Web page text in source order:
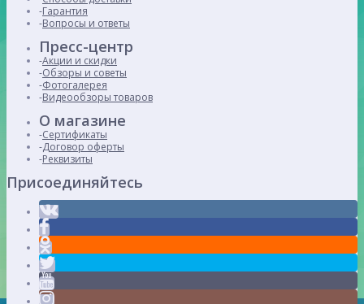
Гарантия
Вопросы и ответы
Пресс-центр
Акции и скидки
Обзоры и советы
Фотогалерея
Видеообзоры товаров
О магазине
Сертификаты
Договор оферты
Реквизиты
Присоединяйтесь